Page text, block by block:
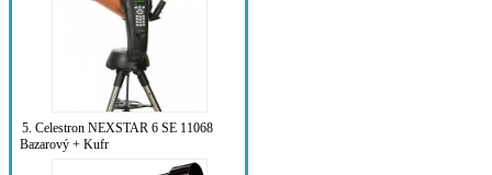
5. Celestron NEXSTAR 6 SE 11068
Bazarový + Kufr